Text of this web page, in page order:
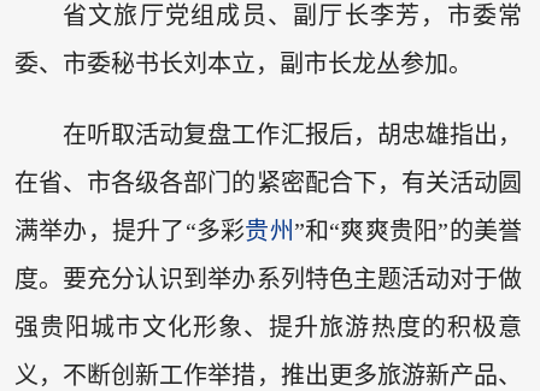
省文旅厅党组成员、副厅长李芳，市委常
委、市委秘书长刘本立，副市长龙丛参加。
在听取活动复盘工作汇报后，胡忠雄指出，
在省、市各级各部门的紧密配合下，有关活动圆
满举办，提升了“多彩贵州”和“爽爽贵阳”的美誉
度。要充分认识到举办系列特色主题活动对于做
强贵阳城市文化形象、提升旅游热度的积极意
义，不断创新工作举措，推出更多旅游新产品、